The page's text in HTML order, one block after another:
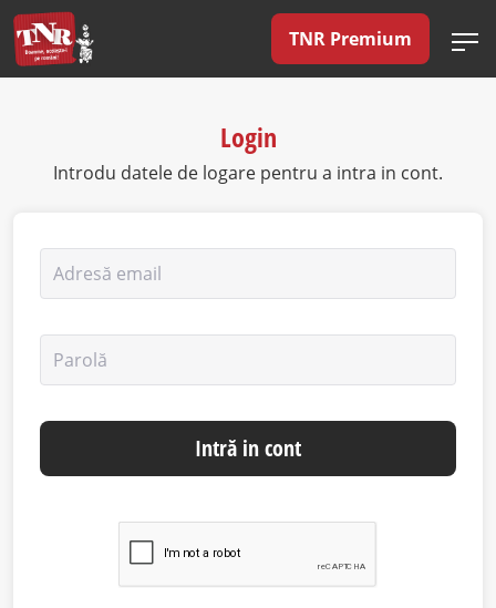
TNR Premium
Login
Introdu datele de logare pentru a intra in cont.
Adresă email
Parolă
Intră in cont